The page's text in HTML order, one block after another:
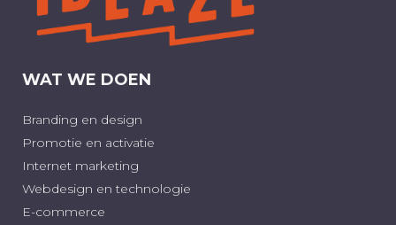
WAT WE DOEN
Branding en design
Promotie en activatie
Internet marketing
Webdesign en technologie
E-commerce